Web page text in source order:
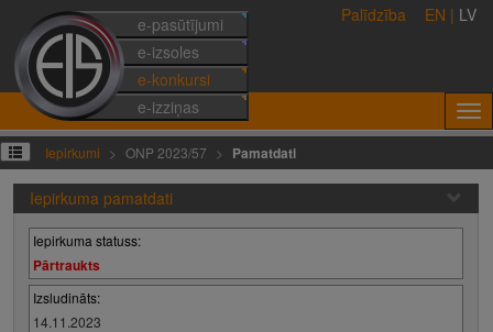
e-pasūtījumi
e-izsoles
e-konkursi
e-izziņas
Palīdzība EN | LV
Iepirkumi ONP 2023/57 Pamatdati
Iepirkuma pamatdati
Iepirkuma statuss:
Pārtraukts
Izsludināts:
14.11.2023